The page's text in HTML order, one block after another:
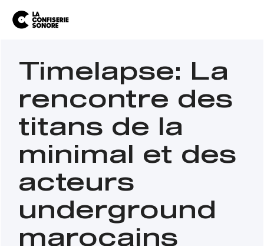
Timelapse: La
rencontre des
titans de la
minimal et des
acteurs
underground
marocains